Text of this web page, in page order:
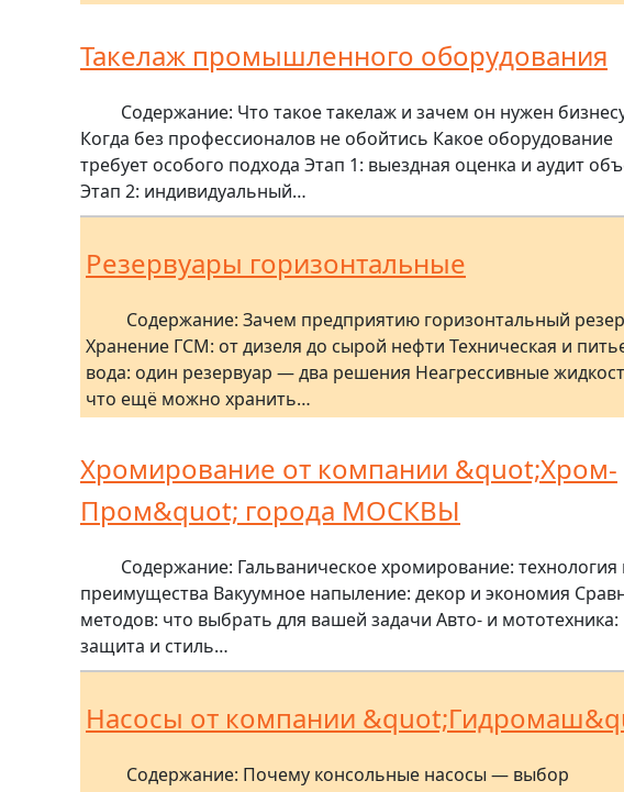
Такелаж промышленного оборудования
Содержание: Что такое такелаж и зачем он нужен
Когда без профессионалов не обойтись Какое оборудование
требует особого подхода Этап 1: выездная оценка и аудит
Этап 2: индивидуальный…
Резервуары горизонтальные
Содержание: Зачем предприятию горизонтальный
Хранение ГСМ: от дизеля до сырой нефти Техническая и
вода: один резервуар — два решения Неагрессивные
что ещё можно хранить…
Хромирование от компании &quot;Хром-
Пром&quot; города МОСКВЫ
Содержание: Гальваническое хромирование: технология
преимущества Вакуумное напыление: декор и экономия
методов: что выбрать для вашей задачи Авто- и мототехника:
защита и стиль…
Насосы от компании
Содержание: Почему консольные насосы — выбор